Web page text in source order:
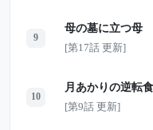
9
母の墓に立つ母
[第17話 更新]
10
月あかりの逆転
[第9話 更新]